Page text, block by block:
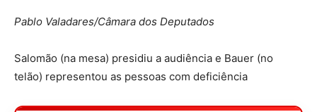
Pablo Valadares/Câmara dos Deputados
Salomão (na mesa) presidiu a audiência e Bauer (no
telão) representou as pessoas com deficiência